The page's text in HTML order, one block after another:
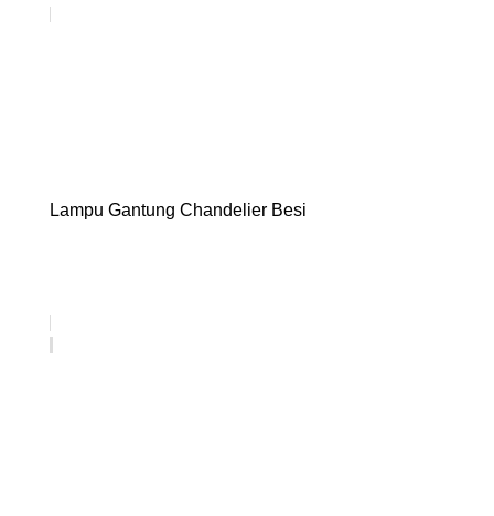
Lampu Gantung Chandelier Besi